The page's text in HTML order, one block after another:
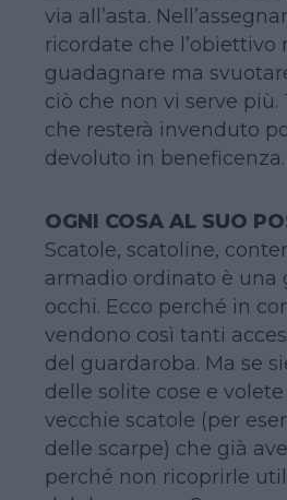
via all’asta.
ricordate che l’obiettivo
guadagnare ma
ciò che non vi serve
che resterà invenduto
devoluto in beneficenza.
OGNI COSA AL SUO
Scatole, scatoline,
armadio ordinato è una
occhi. Ecco perché in
vendono così tanti
del guardaroba. Ma se
delle solite cose e
vecchie scatole (per
delle scarpe) che già
perché non ricoprirle